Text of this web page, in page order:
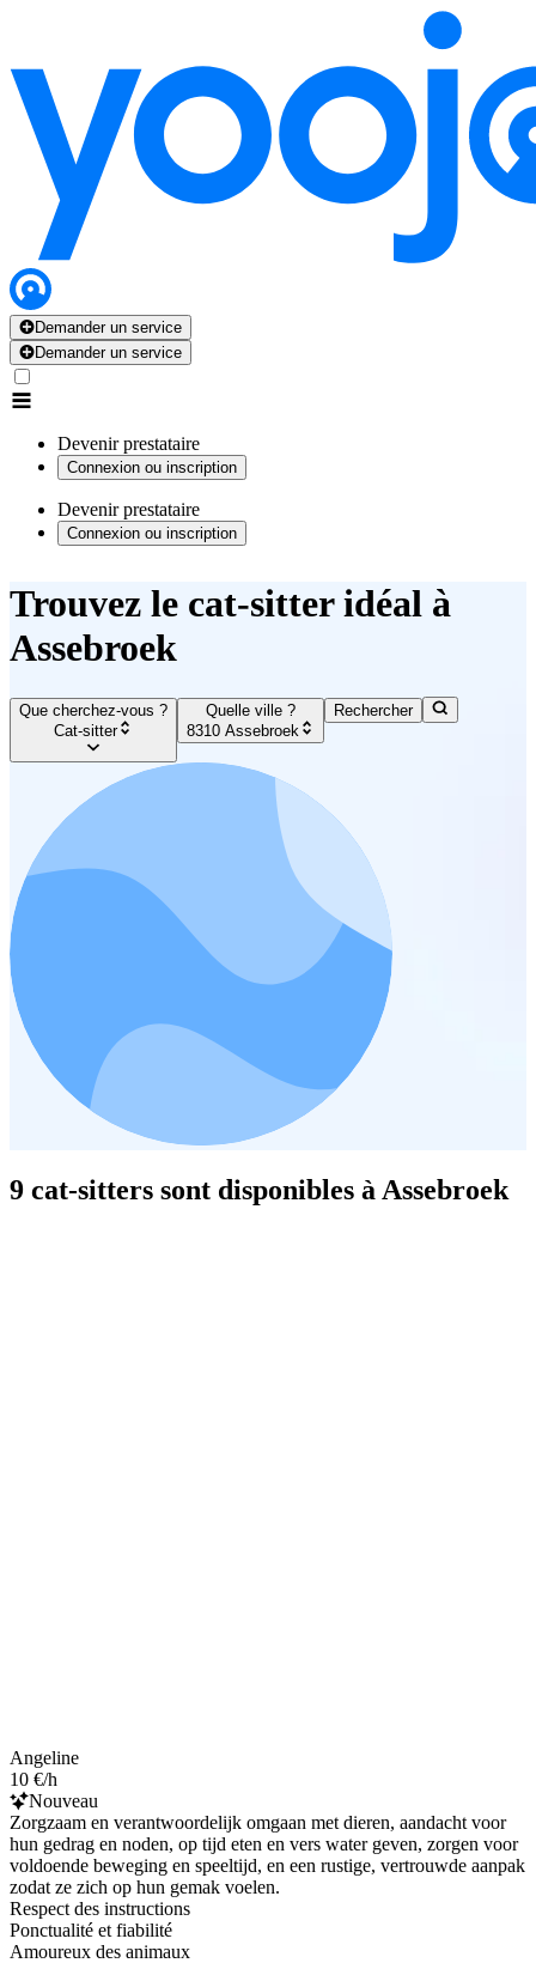
Demander un service
Demander un service
Devenir prestataire
Connexion ou inscription
Devenir prestataire
Connexion ou inscription
Trouvez le cat-sitter idéal à
Assebroek
Que cherchez-vous ?
Cat-sitter
Quelle ville ?
8310 Assebroek
Rechercher
9 cat-sitters sont disponibles à Assebroek
Angeline
10 €/h
Nouveau
Zorgzaam en verantwoordelijk omgaan met dieren, aandacht voor
hun gedrag en noden, op tijd eten en vers water geven, zorgen voor
voldoende beweging en speeltijd, en een rustige, vertrouwde aanpak
zodat ze zich op hun gemak voelen.
Respect des instructions
Ponctualité et fiabilité
Amoureux des animaux